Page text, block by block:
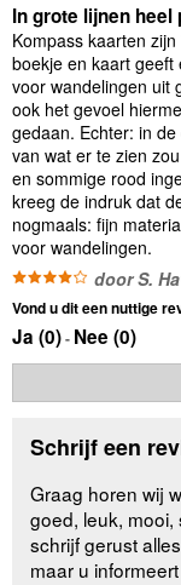
In grote lijnen
Kompass kaarten
boekje en kaart
voor wandelingen uit
ook het gevoel
gedaan. Echter: in
van wat er te zien
en sommige rood
kreeg de indruk dat
nogmaals: fijn
voor wandelingen.
door S.
Vond u dit een nuttige
Ja (0)- Nee (0)
Schrijf een
Graag horen wij
goed, leuk,
schrijf gerust
maar u